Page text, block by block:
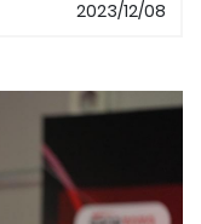
2023/12/08